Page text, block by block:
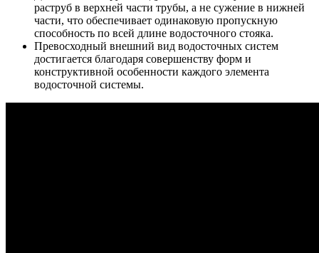
раструб в верхней части трубы, а не сужение в нижней
части, что обеспечивает одинаковую пропускную
способность по всей длине водосточного стояка.
Превосходный внешний вид водосточных систем
достигается благодаря совершенству форм и
конструктивной особенности каждого элемента
водосточной системы.